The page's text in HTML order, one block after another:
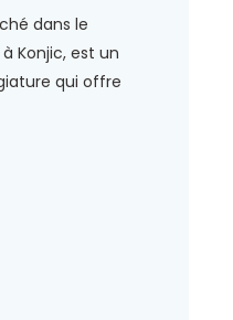
dans le
Konjic, est un
qui offre